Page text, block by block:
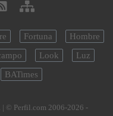
Fortuna
Hombre
Look
Luz
BATimes
| © Perfil.com 2006-2026 -